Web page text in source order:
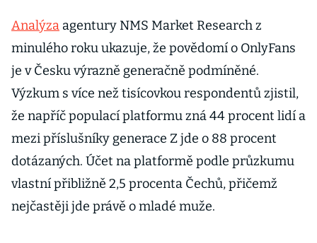
Analýza agentury NMS Market Research z
minulého roku ukazuje, že povědomí o OnlyFans
je v Česku výrazně generačně podmíněné.
Výzkum s více než tisícovkou respondentů zjistil,
že napříč populací platformu zná 44 procent lidí a
mezi příslušníky generace Z jde o 88 procent
dotázaných. Účet na platformě podle průzkumu
vlastní přibližně 2,5 procenta Čechů, přičemž
nejčastěji jde právě o mladé muže.